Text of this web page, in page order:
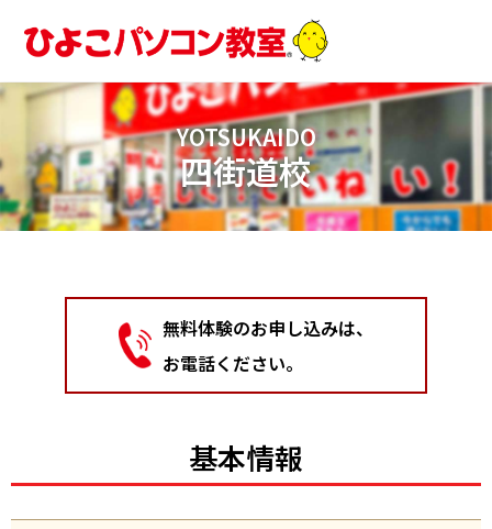
ス
プ
YOTSUKAIDO
四街道校
無料体験のお申し込みは、
お電話ください。
基本情報